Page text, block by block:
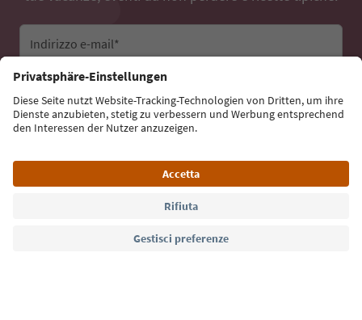
Indirizzo e-mail*
Iscriviti alla newsletter